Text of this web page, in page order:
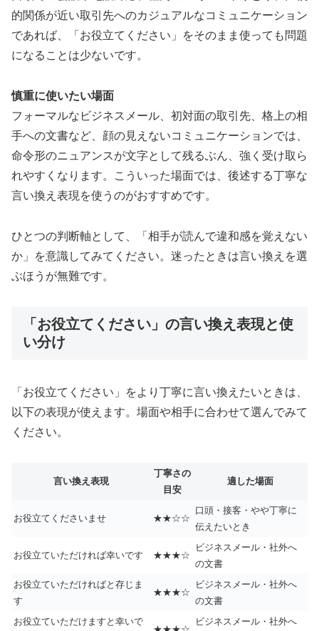
的関係が近い取引先へのカジュアルなコミュニケーション
であれば、「お役立てください」をそのまま使っても問題
になることは少ないです。
慎重に使いたい場面
フォーマルなビジネスメール、初対面の取引先、格上の相
手への文書など、顔の見えないコミュニケーションでは、
命令形のニュアンスが文字として残るぶん、強く受け取ら
れやすくなります。こういった場面では、後述する丁寧な
言い換え表現を使うのがおすすめです。
ひとつの判断軸として、「相手が読んで違和感を覚えない
か」を意識してみてください。迷ったときは言い換えを選
ぶほうが無難です。
「お役立てください」の言い換え表現と使
い分け
「お役立てください」をより丁寧に言い換えたいときは、
以下の表現が使えます。場面や相手に合わせて選んでみて
ください。
言い換え表現
丁寧さの
目安
適した場面
お役立てくださいませ ★★☆☆
口頭・接客・やや丁寧に
伝えたいとき
お役立ていただければ幸いです ★★★☆
ビジネスメール・社外へ
の文書
お役立ていただければと存じま
す
★★★☆
ビジネスメール・社外へ
の文書
お役立ていただけますと幸いで
ビジネスメール・社外へ